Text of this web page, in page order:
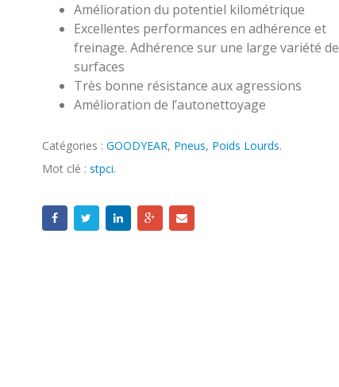
Amélioration du potentiel kilométrique
Excellentes performances en adhérence et
freinage. Adhérence sur une large variété de
surfaces
Très bonne résistance aux agressions
Amélioration de l’autonettoyage
Catégories : GOODYEAR, Pneus, Poids Lourds.
Mot clé : stpci.